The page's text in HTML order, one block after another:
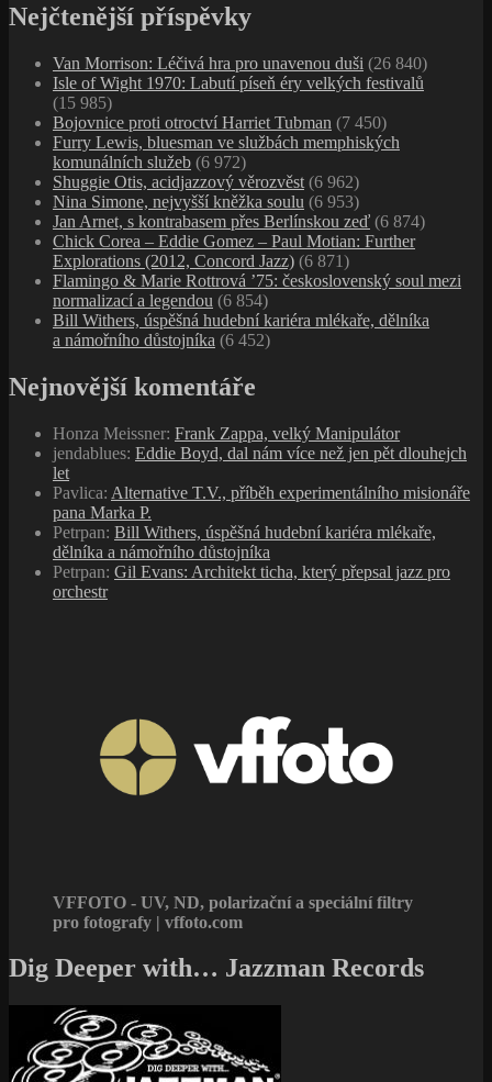
Nejčtenější příspěvky
Van Morrison: Léčivá hra pro unavenou duši (26 840)
Isle of Wight 1970: Labutí píseň éry velkých festivalů
(15 985)
Bojovnice proti otroctví Harriet Tubman (7 450)
Furry Lewis, bluesman ve službách memphiských
komunálních služeb (6 972)
Shuggie Otis, acidjazzový věrozvěst (6 962)
Nina Simone, nejvyšší kněžka soulu (6 953)
Jan Arnet, s kontrabasem přes Berlínskou zeď (6 874)
Chick Corea – Eddie Gomez – Paul Motian: Further
Explorations (2012, Concord Jazz) (6 871)
Flamingo & Marie Rottrová ’75: československý soul mezi
normalizací a legendou (6 854)
Bill Withers, úspěšná hudební kariéra mlékaře, dělníka
a námořního důstojníka (6 452)
Nejnovější komentáře
Honza Meissner: Frank Zappa, velký Manipulátor
jendablues: Eddie Boyd, dal nám více než jen pět dlouhejch
let
Pavlica: Alternative T.V., příběh experimentálního misionáře
pana Marka P.
Petrpan: Bill Withers, úspěšná hudební kariéra mlékaře,
dělníka a námořního důstojníka
Petrpan: Gil Evans: Architekt ticha, který přepsal jazz pro
orchestr
VFFOTO - UV, ND, polarizační a speciální filtry
pro fotografy | vffoto.com
Dig Deeper with… Jazzman Records